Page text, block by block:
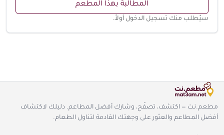
المطالبة بهذا المطعم
سيُطلب منك تسجيل الدخول أولاً.
مطعم.نت — اكتشف، تصفّح، وشارك أفضل المطاعم. دليلك لاكتشاف
أفضل المطاعم والعثور على وجهتك القادمة لتناول الطعام.